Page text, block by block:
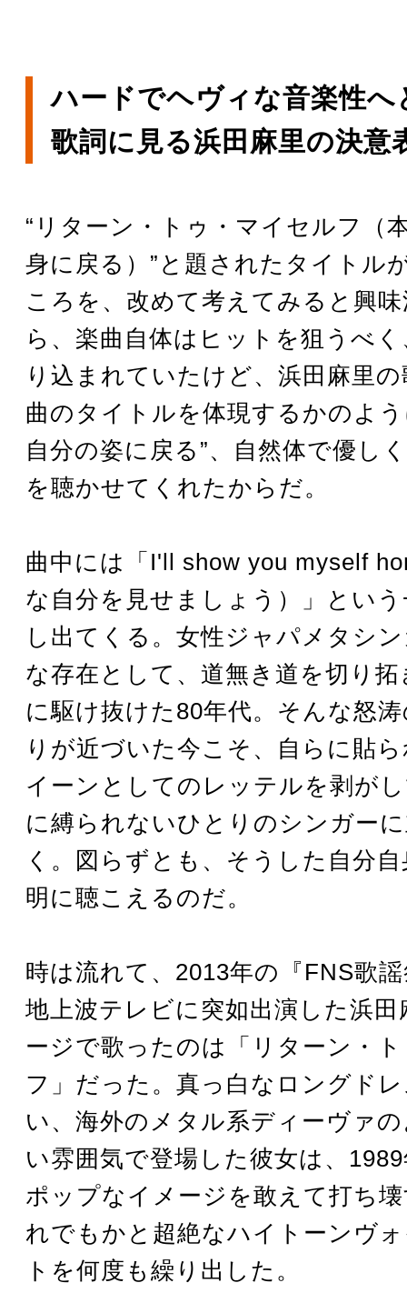
ハードでヘヴィな音楽性へ
歌詞に見る浜田麻里の決意
“リターン・トゥ・マイセルフ（
身に戻る）”と題されたタイトル
ころを、改めて考えてみると興
ら、楽曲自体はヒットを狙うべ
り込まれていたけど、浜田麻里
曲のタイトルを体現するかのよ
自分の姿に戻る”、自然体で優し
を聴かせてくれたからだ。
曲中には「I'll show you myself
な自分を見せましょう）」とい
し出てくる。女性ジャパメタシ
な存在として、道無き道を切り
に駆け抜けた80年代。そんな怒
りが近づいた今こそ、自らに貼
イーンとしてのレッテルを剥が
に縛られないひとりのシンガー
く。図らずとも、そうした自分
明に聴こえるのだ。
時は流れて、2013年の『FNS歌
地上波テレビに突如出演した浜
ージで歌ったのは「リターン・
フ」だった。真っ白なロングド
い、海外のメタル系ディーヴァ
い雰囲気で登場した彼女は、
ポップなイメージを敢えて打ち
れでもかと超絶なハイトーンヴ
トを何度も繰り出した。